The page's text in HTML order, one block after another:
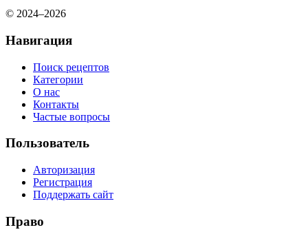
© 2024–2026
Навигация
Поиск рецептов
Категории
О нас
Контакты
Частые вопросы
Пользователь
Авторизация
Регистрация
Поддержать сайт
Право